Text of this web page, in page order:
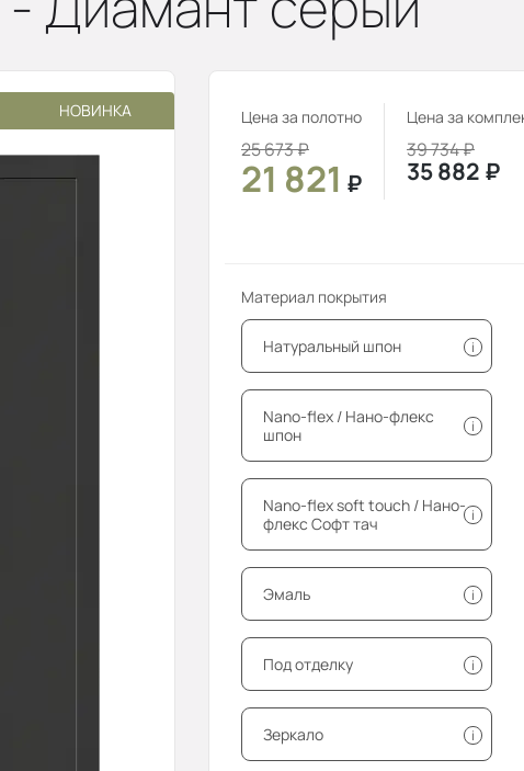
НОВИНКА Цена за полотно
25 673₽
21 821 ₽
Цена за
39 734₽
35 882 ₽
Материал покрытия
Натуральный шпон i
Nano-flex / Нано-флекс
шпон
i
Nano-flex soft touch / Нано-
флекс Софт тач
i
Эмаль i
Под отделку i
Зеркало i